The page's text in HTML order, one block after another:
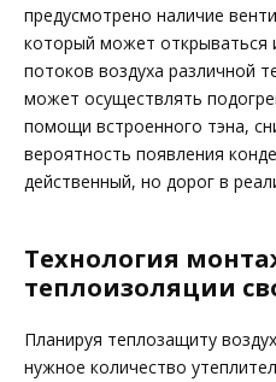
предусмотрено наличие
который может открываться
потоков воздуха различной
может осуществлять
помощи встроенного тэна,
вероятность появления
действенный, но дорог в
Технология
теплоизоляции
Планируя теплозащиту
нужное количество